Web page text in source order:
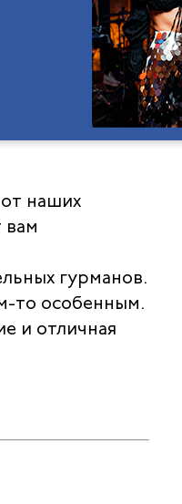
наших
вам
гурманов.
то особенным.
и отличная